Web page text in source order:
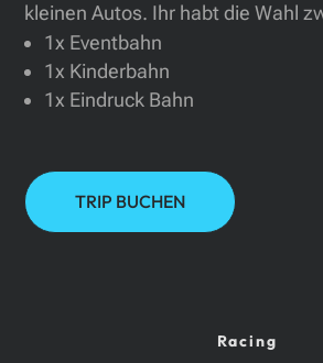
kleinen Autos. Ihr habt die Wahl
1x Eventbahn
1x Kinderbahn
1x Eindruck Bahn
TRIP BUCHEN
Racing